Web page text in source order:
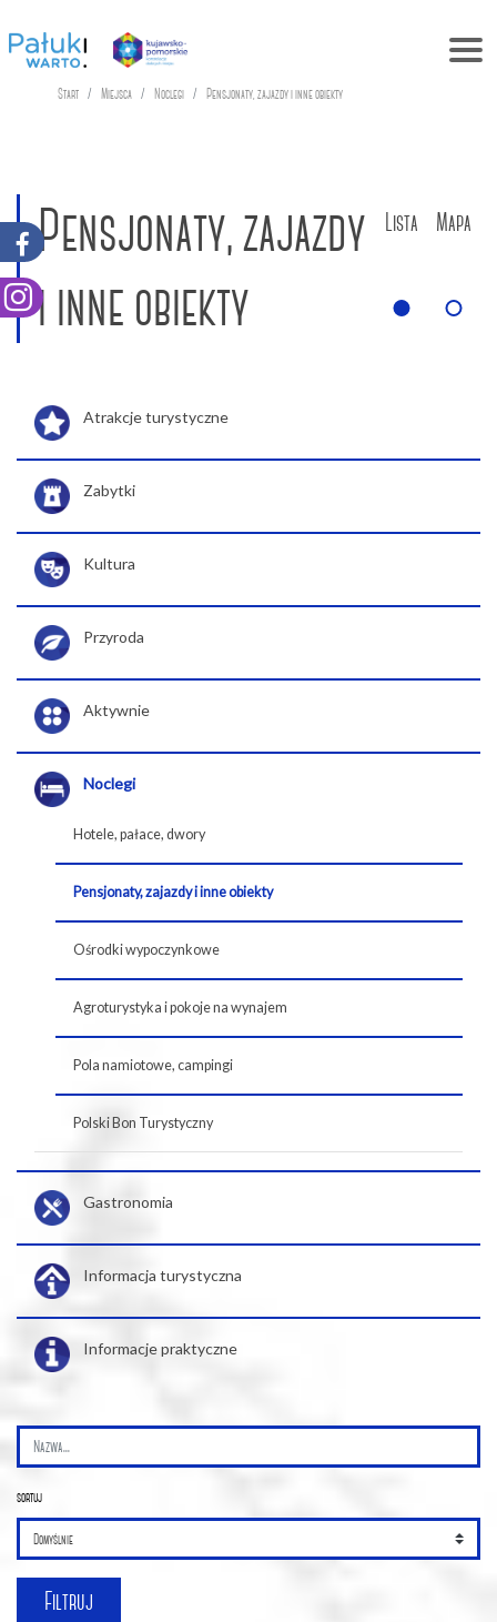
Start Miejsca Noclegi Pensjonaty, zajazdy i inne obiekty
Pensjonaty, zajazdy
i inne obiekty
Lista Mapa
Atrakcje turystyczne
Zabytki
Kultura
Przyroda
Aktywnie
Noclegi
Hotele, pałace, dwory
Pensjonaty, zajazdy i inne obiekty
Ośrodki wypoczynkowe
Agroturystyka i pokoje na wynajem
Pola namiotowe, campingi
Polski Bon Turystyczny
Gastronomia
Informacja turystyczna
Informacje praktyczne
sortuj
Filtruj